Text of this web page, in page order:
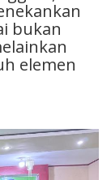
bukan
elemen